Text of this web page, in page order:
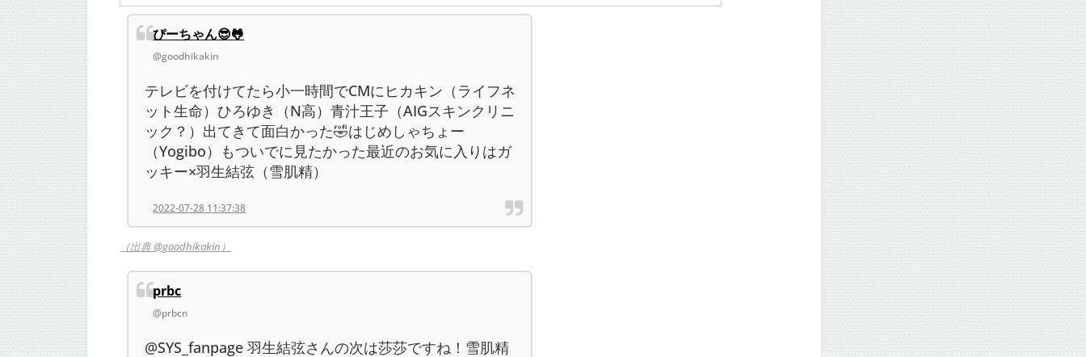
ぴーちゃん😎🐸
@goodhikakin
テレビを付けてたら小一時間でCMにヒカキン（ライフネ
ット生命）ひろゆき（N高）青汁王子（AIGスキンクリニ
ック？）出てきて面白かった🤣はじめしゃちょー
（Yogibo）もついでに見たかった最近のお気に入りはガ
ッキー×羽生結弦（雪肌精）
2022-07-28 11:37:38
（出典 @goodhikakin）
prbc
@prbcn
@SYS_fanpage 羽生結弦さんの次は莎莎ですね！雪肌精